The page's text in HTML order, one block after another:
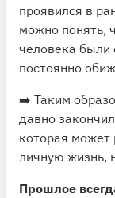
проявился в
можно понять,
человека были
постоянно
➡️ Таким
давно
которая может
личную жизнь,
Прошлое